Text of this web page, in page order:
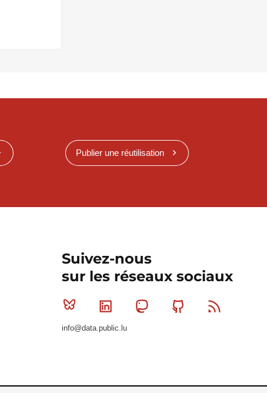
Publier une réutilisation
Suivez-nous
sur les réseaux sociaux
Bluesky Linkedin MastodonGithub
info@data.public.lu